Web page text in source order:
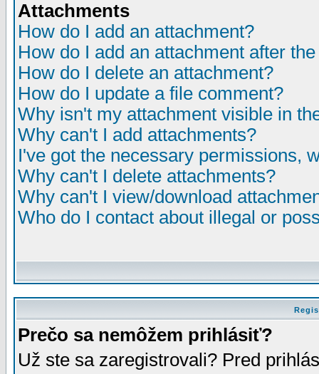
Attachments
How do I add an attachment?
How do I add an attachment after
How do I delete an attachment?
How do I update a file comment?
Why isn't my attachment visible in
Why can't I add attachments?
I've got the necessary permissions,
Why can't I delete attachments?
Why can't I view/download
Who do I contact about illegal or
Prečo sa nemôžem prihlásiť?
Už ste sa zaregistrovali? Pred